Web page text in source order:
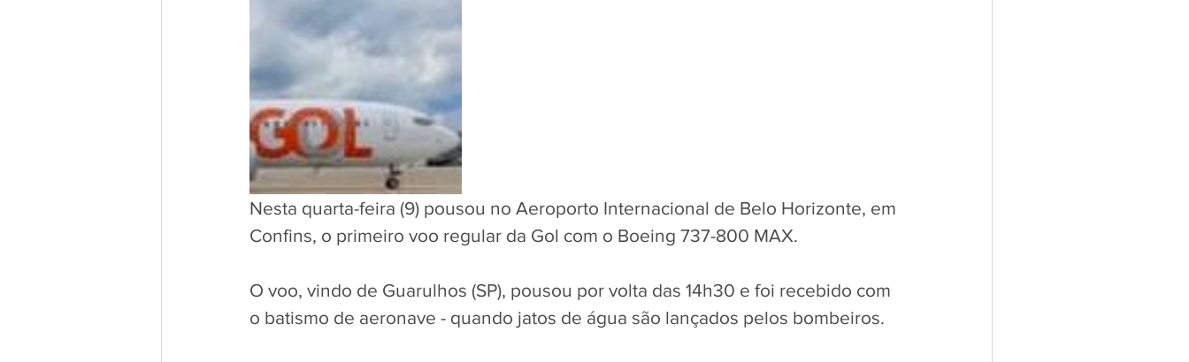
Nesta quarta-feira (9) pousou no Aeroporto Internacional de Belo Horizonte, em
Confins, o primeiro voo regular da Gol com o Boeing 737-800 MAX.
O voo, vindo de Guarulhos (SP), pousou por volta das 14h30 e foi recebido com
o batismo de aeronave - quando jatos de água são lançados pelos bombeiros.